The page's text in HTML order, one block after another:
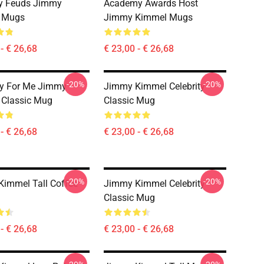
Feuds Jimmy
€ 26,68
Academy Awards Host
Jimmy Kimmel Mugs
€ 23,00 - € 26,68
For Me Jimmy
Mug
€ 26,68
-20%
Jimmy Kimmel Celebrity
Classic Mug
€ 23,00 - € 26,68
-20%
Tall Coffee
€ 26,68
-20%
Jimmy Kimmel Celebrity
Classic Mug
€ 23,00 - € 26,68
-20%